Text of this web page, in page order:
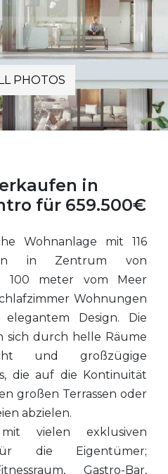
PHOTOS
in
für 659.500€
Wohnanlage mit 116
in Zentrum von
100 meter vom Meer
Wohnungen
Design. Die
sich durch helle Räume
und großzügige
die auf die Kontinuität
großen Terrassen oder
abzielen.
mit vielen exklusiven
die Eigentümer;
Gastro-Bar,